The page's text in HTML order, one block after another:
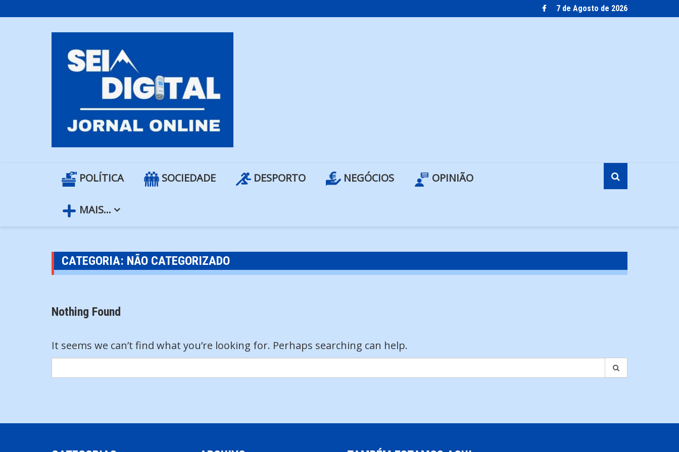
to
7 de Agosto de 2026
POLÍTICA SOCIEDADE DESPORTO NEGÓCIOS OPINIÃO
MAIS…
CATEGORIA: NÃO CATEGORIZADO
Nothing Found
It seems we can’t find what you’re looking for. Perhaps searching can help.
for: